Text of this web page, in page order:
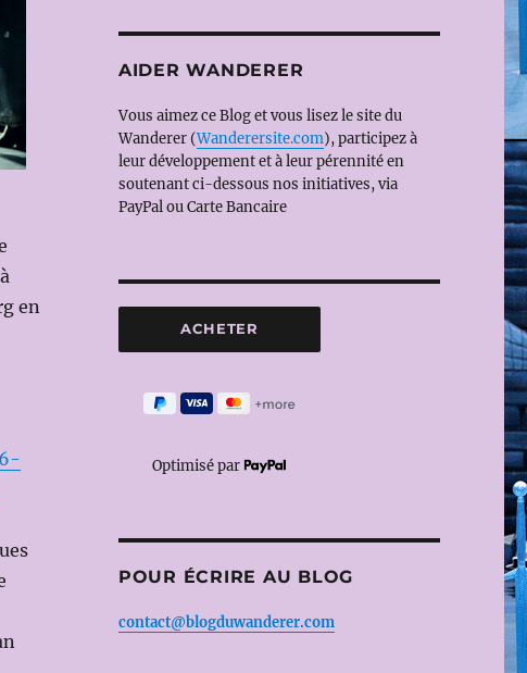
en
AIDER WANDERER
Vous aimez ce Blog et vous lisez le site du
Wanderer (Wanderersite.com), participez à
leur développement et à leur pérennité en
soutenant ci-dessous nos initiatives, via
PayPal ou Carte Bancaire
Optimisé par
POUR ÉCRIRE AU BLOG
contact@blogduwanderer.com